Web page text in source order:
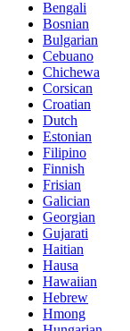
Bengali
Bosnian
Bulgarian
Cebuano
Chichewa
Corsican
Croatian
Dutch
Estonian
Filipino
Finnish
Frisian
Galician
Georgian
Gujarati
Haitian
Hausa
Hawaiian
Hebrew
Hmong